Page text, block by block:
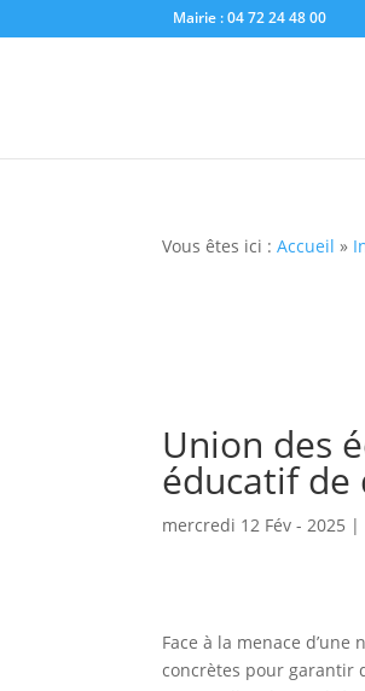
Mairie : 04 72 24 48 00
Vous êtes ici :Accueil »
Union des
éducatif de
mercredi 12 Fév - 2025 |
Face à la menace
concrètes pour garantir